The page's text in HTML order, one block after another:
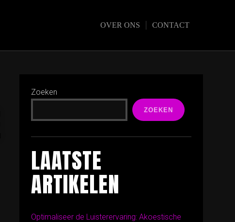
OVER ONS CONTACT
Zoeken
ZOEKEN
LAATSTE
ARTIKELEN
Optimaliseer de Luisterervaring: Akoestische